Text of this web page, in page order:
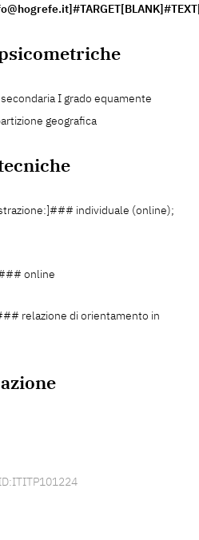
I grado equamente
geografica
individuale (online);
online
relazione di orientamento in